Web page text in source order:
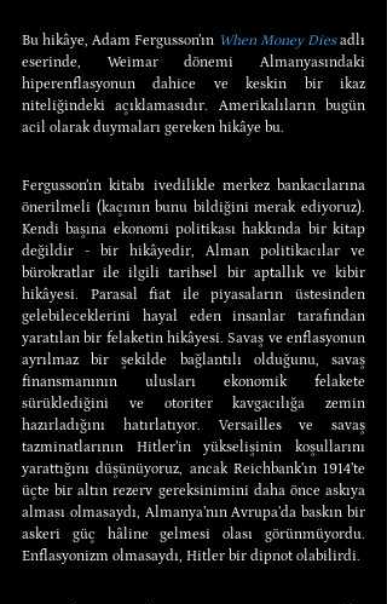
Bu hikâye, Adam Fergusson’ın When Money Dies adlı
eserinde, Weimar dönemi Almanyasındaki
hiperenflasyonun dahice ve keskin bir ikaz
niteliğindeki açıklamasıdır. Amerikalıların bugün
acil olarak duymaları gereken hikâye bu.
Fergusson’ın kitabı ivedilikle merkez bankacılarına
önerilmeli (kaçının bunu bildiğini merak ediyoruz).
Kendi başına ekonomi politikası hakkında bir kitap
değildir - bir hikâyedir, Alman politikacılar ve
bürokratlar ile ilgili tarihsel bir aptallık ve kibir
hikâyesi. Parasal fiat ile piyasaların üstesinden
gelebileceklerini hayal eden insanlar tarafından
yaratılan bir felaketin hikâyesi. Savaş ve enflasyonun
ayrılmaz bir şekilde bağlantılı olduğunu, savaş
finansmanının ulusları ekonomik felakete
sürüklediğini ve otoriter kavgacılığa zemin
hazırladığını hatırlatıyor. Versailles ve savaş
tazminatlarının Hitler’in yükselişinin koşullarını
yarattığını düşünüyoruz, ancak Reichbank’ın 1914’te
üçte bir altın rezerv gereksinimini daha önce askıya
alması olmasaydı, Almanya’nın Avrupa’da baskın bir
askeri güç hâline gelmesi olası görünmüyordu.
Enflasyonizm olmasaydı, Hitler bir dipnot olabilirdi.